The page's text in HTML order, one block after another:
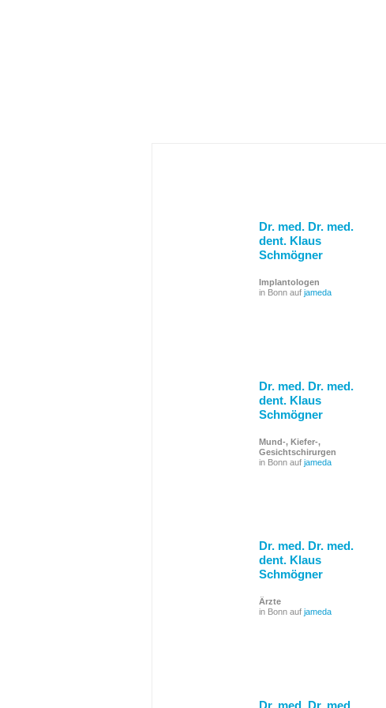
Dr. med. Dr. med.
dent. Klaus
Schmögner
Implantologen
in Bonn auf jameda
Dr. med. Dr. med.
dent. Klaus
Schmögner
Mund-, Kiefer-,
Gesichtschirurgen
in Bonn auf jameda
Dr. med. Dr. med.
dent. Klaus
Schmögner
Ärzte
in Bonn auf jameda
Dr. med. Dr. med.